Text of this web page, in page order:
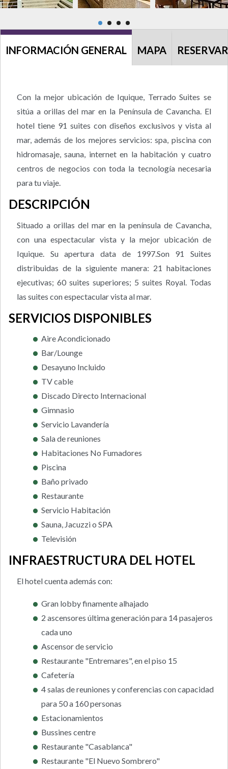
INFORMACIÓN GENERAL MAPA RESERVAR
Con la mejor ubicación de Iquique, Terrado Suites se
sitúa a orillas del mar en la Península de Cavancha. El
hotel tiene 91 suites con diseños exclusivos y vista al
mar, además de los mejores servicios: spa, piscina con
hidromasaje, sauna, internet en la habitación y cuatro
centros de negocios con toda la tecnología necesaria
para tu viaje.
DESCRIPCIÓN
Situado a orillas del mar en la península de Cavancha,
con una espectacular vista y la mejor ubicación de
Iquique. Su apertura data de 1997.Son 91 Suites
distribuidas de la siguiente manera: 21 habitaciones
ejecutivas; 60 suites superiores; 5 suites Royal. Todas
las suites con espectacular vista al mar.
SERVICIOS DISPONIBLES
Aire Acondicionado
Bar/Lounge
Desayuno Incluido
TV cable
Discado Directo Internacional
Gimnasio
Servicio Lavandería
Sala de reuniones
Habitaciones No Fumadores
Piscina
Baño privado
Restaurante
Servicio Habitación
Sauna, Jacuzzi o SPA
Televisión
INFRAESTRUCTURA DEL HOTEL
El hotel cuenta además con:
Gran lobby finamente alhajado
2 ascensores última generación para 14 pasajeros
cada uno
Ascensor de servicio
Restaurante "Entremares", en el piso 15
Cafetería
4 salas de reuniones y conferencias con capacidad
para 50 a 160 personas
Estacionamientos
Bussines centre
Restaurante "Casablanca"
Restaurante "El Nuevo Sombrero"